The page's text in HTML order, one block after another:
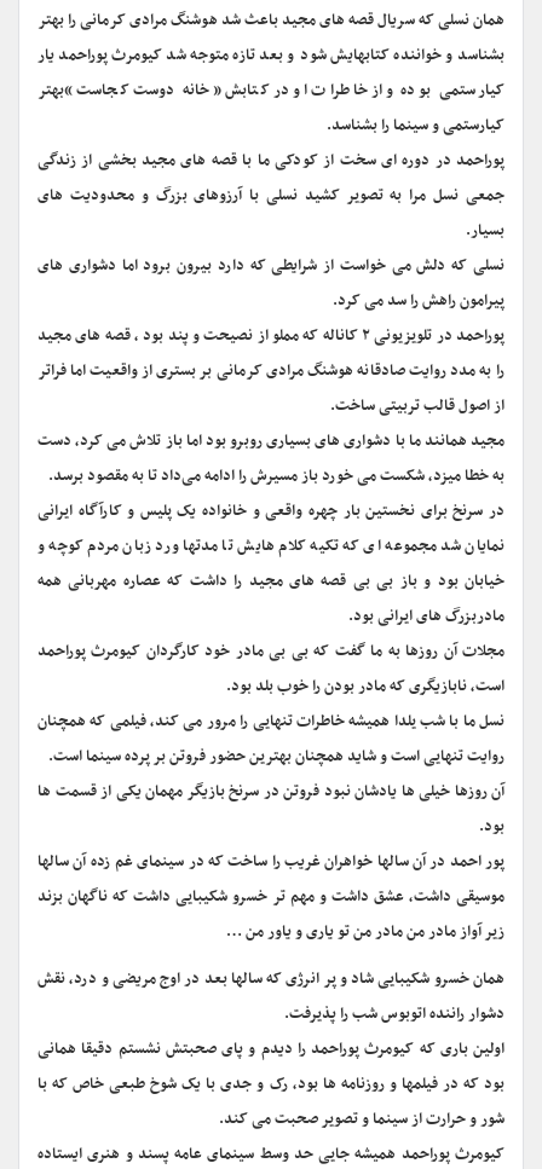
همان نسلی که سریال قصه های مجید باعث شد هوشنگ مرادی کرمانی را بهتر
بشناسد و خواننده کتابهایش شود و بعد تازه متوجه شد کیومرث پوراحمد یار
کیارستمی بوده و از خاطرات او در کتابش «خانه دوست کجاست »بهتر
کیارستمی و سینما را بشناسد.
پوراحمد در دوره ای سخت از کودکی ما با قصه های مجید بخشی از زندگی
جمعی نسل مرا به تصویر کشید نسلی با آرزوهای بزرگ و محدودیت های
بسیار.
نسلی که دلش می خواست از شرایطی که دارد بیرون برود اما دشواری های
پیرامون راهش را سد می کرد.
پوراحمد در تلویزیونی ۲ کاناله که مملو از نصیحت و پند بود ، قصه های مجید
را به مدد روایت صادقانه هوشنگ مرادی کرمانی بر بستری از واقعیت اما فراتر
از اصول قالب تربیتی ساخت.
مجید همانند ما با دشواری های بسیاری روبرو بود اما باز تلاش می کرد، دست
به خطا میزد، شکست می خورد باز مسیرش را ادامه می‌داد تا به مقصود برسد.
در سرنخ برای نخستین بار چهره واقعی و خانواده یک پلیس و کارآگاه ایرانی
نمایان شد مجموعه ای که تکیه کلام هایش تا مدتها ورد زبان مردم کوچه و
خیابان بود و باز بی بی قصه های مجید را داشت که عصاره مهربانی همه
مادربزرگ های ایرانی بود.
مجلات آن روزها به ما گفت که بی بی مادر خود کارگردان کیومرث پوراحمد
است، نابازیگری که مادر بودن را خوب بلد بود.
نسل ما با شب یلدا همیشه خاطرات تنهایی را مرور می کند، فیلمی که همچنان
روایت تنهایی است و شاید همچنان بهترین حضور فروتن بر پرده سینما است.
آن روزها خیلی ها یادشان نبود فروتن در سرنخ بازیگر مهمان یکی از قسمت ها
بود.
پور احمد در آن سالها خواهران غریب را ساخت که در سینمای غم زده آن سالها
موسیقی داشت، عشق داشت و مهم تر خسرو شکیبایی داشت که ناگهان بزند
زیر آواز مادر من مادر من تو یاری و یاور من …
همان خسرو شکیبایی شاد و پر انرژی که سالها بعد در اوج مریضی و درد، نقش
دشوار راننده اتوبوس شب را پذیرفت.
اولین باری که کیومرث پوراحمد را دیدم و پای صحبتش نشستم دقیقا همانی
بود که در فیلمها و روزنامه ها بود، رک و جدی با یک شوخ طبعی خاص که با
شور و حرارت از سینما و تصویر صحبت می کند.
کیومرث پوراحمد همیشه جایی حد وسط سینمای عامه پسند و هنری ایستاده